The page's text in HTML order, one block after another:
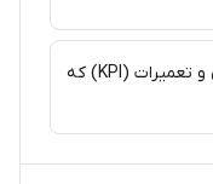
شاخص‌های کلیدی نگهداری و تعمیرات (KPI) که